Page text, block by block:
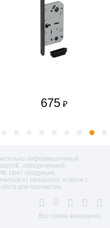
675 ₽
информационный
определяемой
Цвет продукции,
от реального, в связи с
для просмотра.
Все права защищены.